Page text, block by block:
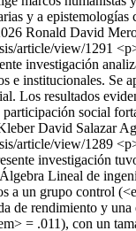
y a
Ronald David
article/view/1291
investigación
e institucionales.
Los resultados
social
David Salazar
article/view/1289
investigación
Lineal de
a un grupo control
rendimiento y
= .011), con un